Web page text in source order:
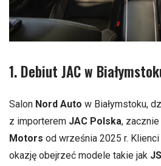
1. Debiut JAC w
Salon Nord Auto w Białymstoku,
z importerem JAC Polska, zacznie
Motors od września 2025 r.
okazję obejrzeć modele takie jak